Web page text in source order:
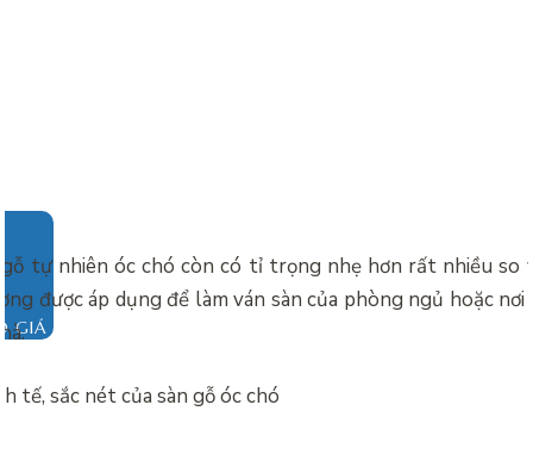
GIÁ
tự nhiên óc chó còn có tỉ trọng nhẹ hơn rất nhiều so
được áp dụng để làm ván sàn của phòng ngủ hoặc